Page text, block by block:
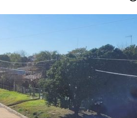
Salvador